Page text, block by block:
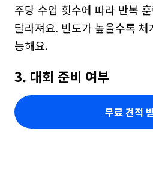
주당 수업 횟수에 따라 반복
달라져요. 빈도가 높을수록
능해요.
3. 대회 준비 여부
무료 견적